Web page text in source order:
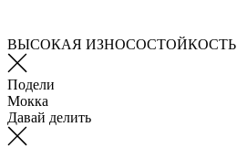
ВЫСОКАЯ ИЗНОСОСТОЙКОСТЬ
Подели
Мокка
Давай делить